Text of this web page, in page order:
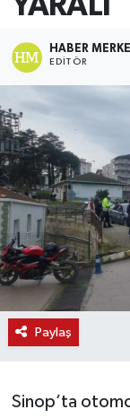
HABER
EDITÖR
Paylaş
Sinop’ta